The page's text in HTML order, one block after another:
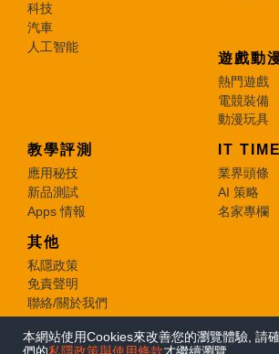
本網站使用Cookies來改善您的瀏覽體驗, 請
科技
汽車
人工智能
遊戲動
熱門遊戲
電競裝備
動漫玩具
教學評測
應用秘技
新品測試
Apps 情報
IT
業界頭條
AI 策略
名家專欄
其他
私隱政策
免責聲明
聯絡/關於我們
© 2026 e-zone. All Rights Reserved.